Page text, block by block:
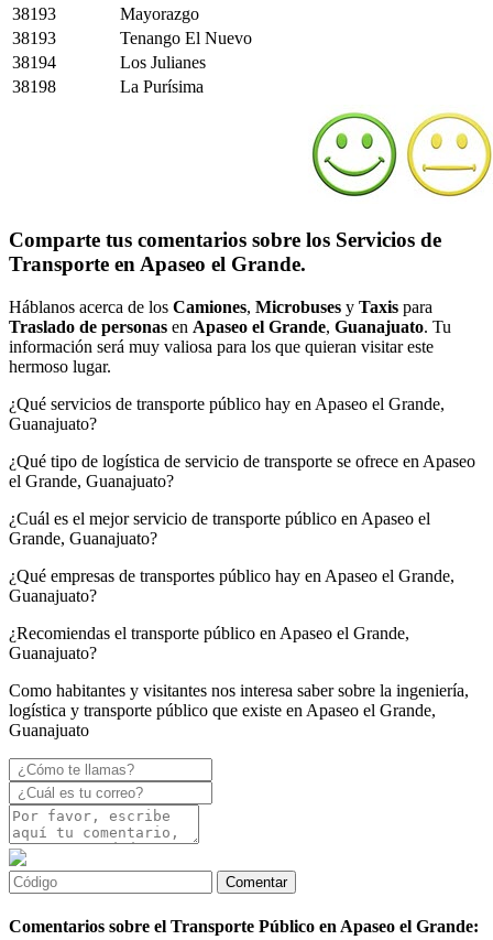
38193
Mayorazgo
38193
Tenango El Nuevo
38194
Los Julianes
38198
La Purísima
Comparte tus comentarios sobre los Servicios de
Transporte en Apaseo el Grande.
Háblanos acerca de los Camiones, Microbuses y Taxis para
Traslado de personas en Apaseo el Grande, Guanajuato. Tu
información será muy valiosa para los que quieran visitar este
hermoso lugar.
¿Qué servicios de transporte público hay en Apaseo el Grande,
Guanajuato?
¿Qué tipo de logística de servicio de transporte se ofrece en Apaseo
el Grande, Guanajuato?
¿Cuál es el mejor servicio de transporte público en Apaseo el
Grande, Guanajuato?
¿Qué empresas de transportes público hay en Apaseo el Grande,
Guanajuato?
¿Recomiendas el transporte público en Apaseo el Grande,
Guanajuato?
Como habitantes y visitantes nos interesa saber sobre la ingeniería,
logística y transporte público que existe en Apaseo el Grande,
Guanajuato
Comentarios sobre el Transporte Público en Apaseo el Grande: